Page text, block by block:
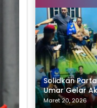
Solidkan
Umar Gelar
Maret 20, 2026